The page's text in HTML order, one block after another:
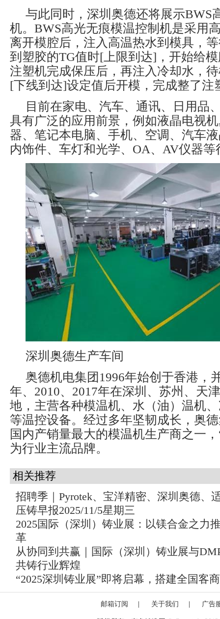
与此同时，深圳奥德还将展示BWS
机。BWS高光无痕模温控制机是采用
离开模腔后，注入高温热水到模具，
到塑胶的TG值时[上限到达]，开始给
注塑机完成保压后，再注入冷却水，
[下线到达]设定值后开模，完成整了注
目前在家电、汽车、通讯、日用品
具有广泛的应用前景，例如液晶电视
器、笔记本电脑、手机、空调、汽车
内饰件、车灯和光学、OA、AV仪器等
深圳奥德生产车间
奥德机电集团1996年始创于香港，
年、2010、2017年在深圳、苏州、天
地，主营各种模温机、水（油）温机
等温控设备。经过多年坚韧成长，奥
国内产销量最大的模温机生产商之一
为行业主流品牌。
相关推荐
招聘季｜Pyrotek、宝洋精密、深圳奥德、
压铸早报2025/11/5星期三
2025国际（深圳）铸业展：以镁合金之力
革
从协同到共赢｜国际（深圳）铸业展与
共铸行业辉煌
“2025深圳铸业展”即将启幕，搭建全国客
邮箱订阅 关于我们 广告